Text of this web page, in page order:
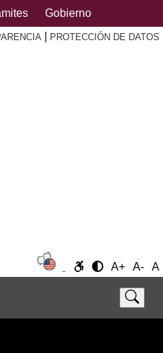
Gobierno
PROTECCIÓN DE DATOS
A+ A- A